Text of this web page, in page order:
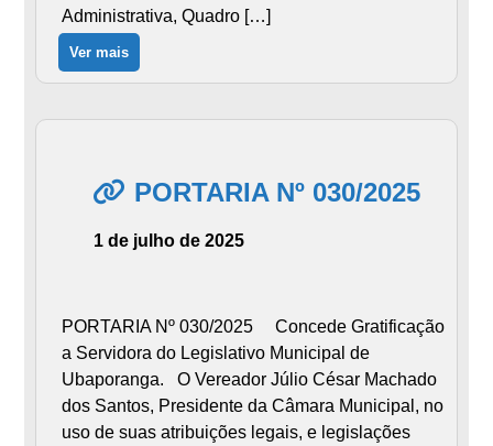
Administrativa, Quadro […]
Ver mais
PORTARIA Nº 030/2025
1 de julho de 2025
PORTARIA Nº 030/2025 Concede Gratificação
a Servidora do Legislativo Municipal de
Ubaporanga. O Vereador Júlio César Machado
dos Santos, Presidente da Câmara Municipal, no
uso de suas atribuições legais, e legislações